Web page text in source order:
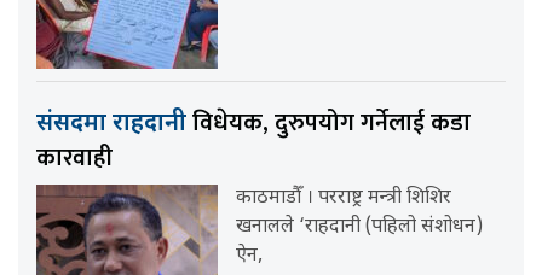
संसदमा राहदानीविधेयक, दुरुपयोग गर्नेलाई कडा
कारवाही
काठमाडौँ । परराष्ट्र मन्त्री शिशिर
खनालले ‘राहदानी (पहिलो संशोधन)
ऐन,